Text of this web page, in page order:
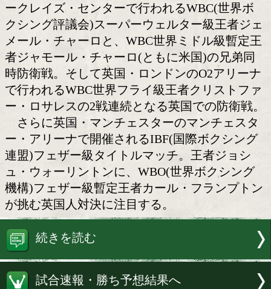
チャーロ兄弟、ロサレス、ウ
ントンvsフランプトン
今週の海外注目試合は22日(日本時間
米・英国で行われる世界戦を4試合ピッ
する。米国・ニューヨーク・ブルック
ークレイズ・センターで行われるWBC(
クシング評議会)スーパーウェルター級
メール・チャーロと、WBC世界ミドル
者ジャモール・チャーロ(ともに米国)の
時防衛戦。そして英国・ロンドンのO2
で行われるWBC世界フライ級王者クリ
ー・ロサレスの2戦連続となる英国での
さらに英国・マンチェスターのマンチ
ー・アリーナで開催されるIBF(国際ボク